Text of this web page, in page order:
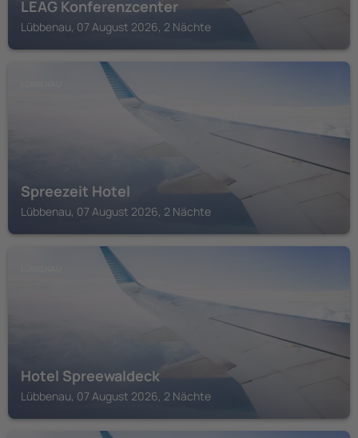
LEAG Konferenzcenter
Lübbenau, 07 August 2026, 2 Nächte
Spreezeit Hotel
Lübbenau, 07 August 2026, 2 Nächte
Hotel Spreewaldeck
Lübbenau, 07 August 2026, 2 Nächte